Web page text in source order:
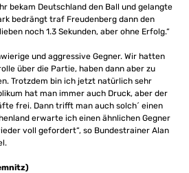
bekam Deutschland den Ball und gelangte
bedrängt traf Freudenberg dann den
noch 1.3 Sekunden, aber ohne Erfolg.“
und aggressive Gegner. Wir hatten
über die Partie, haben dann aber zu
Trotzdem bin ich jetzt natürlich sehr
hat man immer auch Druck, aber der
frei. Dann trifft man auch solch´ einen
erwarte ich einen ähnlichen Gegner
voll gefordert“, so Bundestrainer Alan